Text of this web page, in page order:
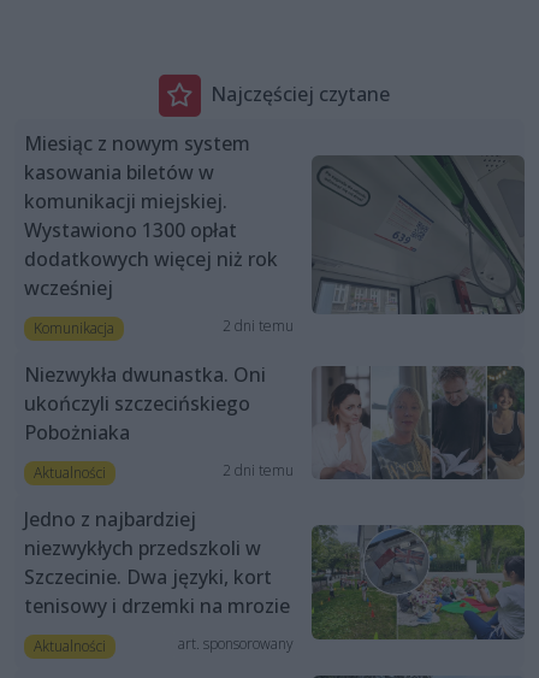
Najczęściej czytane
Miesiąc z nowym system
kasowania biletów w
komunikacji miejskiej.
Wystawiono 1300 opłat
dodatkowych więcej niż rok
wcześniej
Komunikacja 2 dni temu
Niezwykła dwunastka. Oni
ukończyli szczecińskiego
Pobożniaka
Aktualności 2 dni temu
Jedno z najbardziej
niezwykłych przedszkoli w
Szczecinie. Dwa języki, kort
tenisowy i drzemki na mrozie
Aktualności art. sponsorowany